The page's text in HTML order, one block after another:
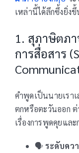
เหล่านี้ได้ลึกซึ้งยิ่ง
1. สุภาษิตภ
การสื่อสาร
คำพูดเป็นนายเรา
ตกหรือตะวันออก
เรื่องการพูดคุยแล
🗣️ระดับคว